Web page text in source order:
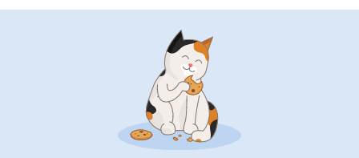
En av de mest uppenbara fördelarna med personliga
Anpassningsalternativen är talrika, för du kan sätta dina
egna kombinationer av bilder eller logotyper på fram-
och/eller baksidan för att skapa en kortlek som passar din
personlighet eller som förmedlar exakt det budskap du vill
förmedla. Personliga spelkort är också en utmärkt present
till vänner och familj. Eller så är de ett fantastiskt sätt att
samla människor för en spelkväll och för att spendera lite
kvalitetstid tillsammans.